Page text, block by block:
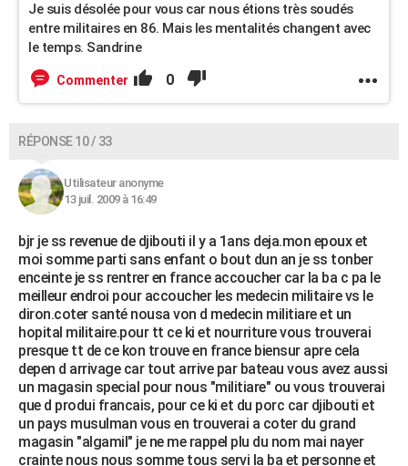
Je suis désolée pour vous car nous étions très soudés
entre militaires en 86. Mais les mentalités changent avec
le temps. Sandrine
Commenter 0
RÉPONSE 10 / 33
Utilisateur anonyme
13 juil. 2009 à 16:49
bjr je ss revenue de djibouti il y a 1ans deja.mon epoux et
moi somme parti sans enfant o bout dun an je ss tonber
enceinte je ss rentrer en france accoucher car la ba c pa le
meilleur endroi pour accoucher les medecin militaire vs le
diron.coter santé nousa von d medecin militiare et un
hopital militaire.pour tt ce ki et nourriture vous trouverai
presque tt de ce kon trouve en france biensur apre cela
depen d arrivage car tout arrive par bateau vous avez aussi
un magasin special pour nous "militiare" ou vous trouverai
que d produi francais, pour ce ki et du porc car djibouti et
un pays musulman vous en trouverai a coter du grand
magasin "algamil" je ne me rappel plu du nom mai nayer
crainte nous nous somme tous servi la ba et personne et